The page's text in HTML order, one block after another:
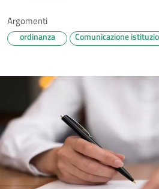
Argomenti
ordinanza Comunicazione